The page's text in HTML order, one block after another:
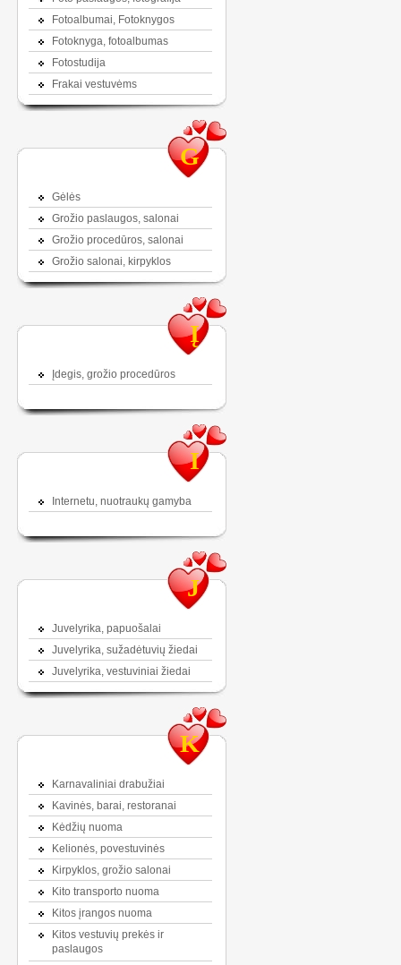
Fotoalbumai, Fotoknygos
Fotoknyga, fotoalbumas
Fotostudija
Frakai vestuvėms
G
Gėlės
Grožio paslaugos, salonai
Grožio procedūros, salonai
Grožio salonai, kirpyklos
Į
Įdegis, grožio procedūros
I
Internetu, nuotraukų gamyba
J
Juvelyrika, papuošalai
Juvelyrika, sužadėtuvių žiedai
Juvelyrika, vestuviniai žiedai
K
Karnavaliniai drabužiai
Kavinės, barai, restoranai
Kėdžių nuoma
Kelionės, povestuvinės
Kirpyklos, grožio salonai
Kito transporto nuoma
Kitos įrangos nuoma
Kitos vestuvių prekės ir
paslaugos